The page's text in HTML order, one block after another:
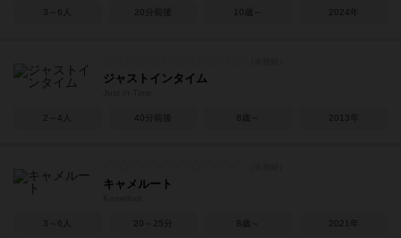
3～6人 20分前後 10歳～ 2024年
ジャストインタイム
2～4人 40分前後 8歳～ 2013年
キャメルート
3～6人 20～25分 8歳～ 2021年